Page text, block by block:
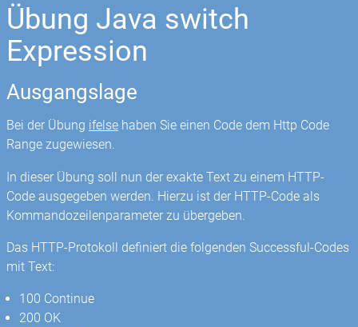
Übung Java switch
Expression
Ausgangslage
Bei der Übung ifelse haben Sie einen Code dem Http Code
Range zugewiesen.
In dieser Übung soll nun der exakte Text zu einem HTTP-
Code ausgegeben werden. Hierzu ist der HTTP-Code als
Kommandozeilenparameter zu übergeben.
Das HTTP-Protokoll definiert die folgenden Successful-Codes
mit Text:
100 Continue
200 OK